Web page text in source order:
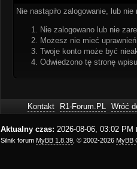
Nie nastąpiło zalogowanie, lub
Nie zalogowano lub nie
Możesz nie mieć
Twoje konto może być
Odwiedzono tę stronę
Kontakt R1-Forum.PL Wróć
Aktualny czas: 2026-08-06, 03:02 PM
Silnik forum MyBB 1.8.39 , © 2002-2026 MyBB